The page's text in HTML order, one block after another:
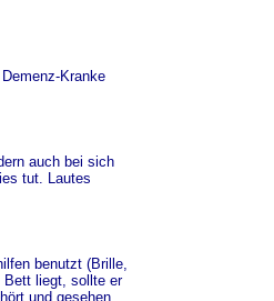
Kranke
auch bei sich
tut. Lautes
benutzt (Brille,
Bett liegt, sollte er
und gesehen